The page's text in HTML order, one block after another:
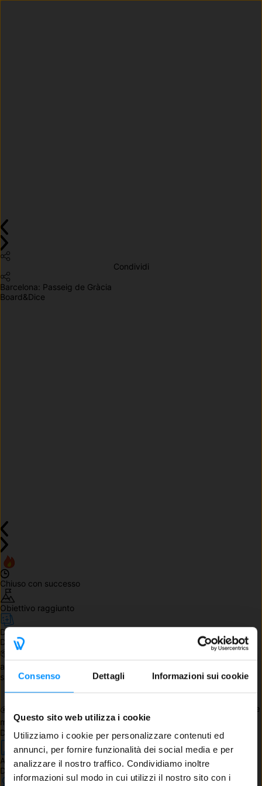
Consenso Dettagli Informazioni sui cookie
Questo sito web utilizza i cookie
Utilizziamo i cookie per personalizzare contenuti ed
annunci, per fornire funzionalità dei social media e per
analizzare il nostro traffico. Condividiamo inoltre
informazioni sul modo in cui utilizzi il nostro sito con i
Condividi
Barcelona: Passeig de Gràcia
Board&Dice
Chiuso con successo
Obiettivo raggiunto
Da accorpare:
Da sapere
📦 L'espansione sarà spedita assieme ad altro prodotto,
acquistato precedentemente o partecipando a un GA
successivo, per il quale sia prevista la spedizione.
💰 Ottieni l'1% di cashback in WeeCoin selezionando Stripe come
metodo di pagamento!
Dettagli
Autore
Dani Garcia